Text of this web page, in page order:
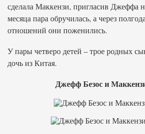
сделала Маккензи, пригласив Джеффа
месяца пара обручилась, а через
отношений они поженились.
У пары четверо детей – трое родных
дочь из Китая.
Джефф Безос и